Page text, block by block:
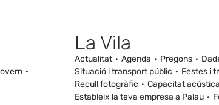
La Vila
Actualitat Agenda Pregons
Situació i transport públic
Festes i
Recull fotogràfic
Capacitat acústica
Estableix la teva empresa a Palau